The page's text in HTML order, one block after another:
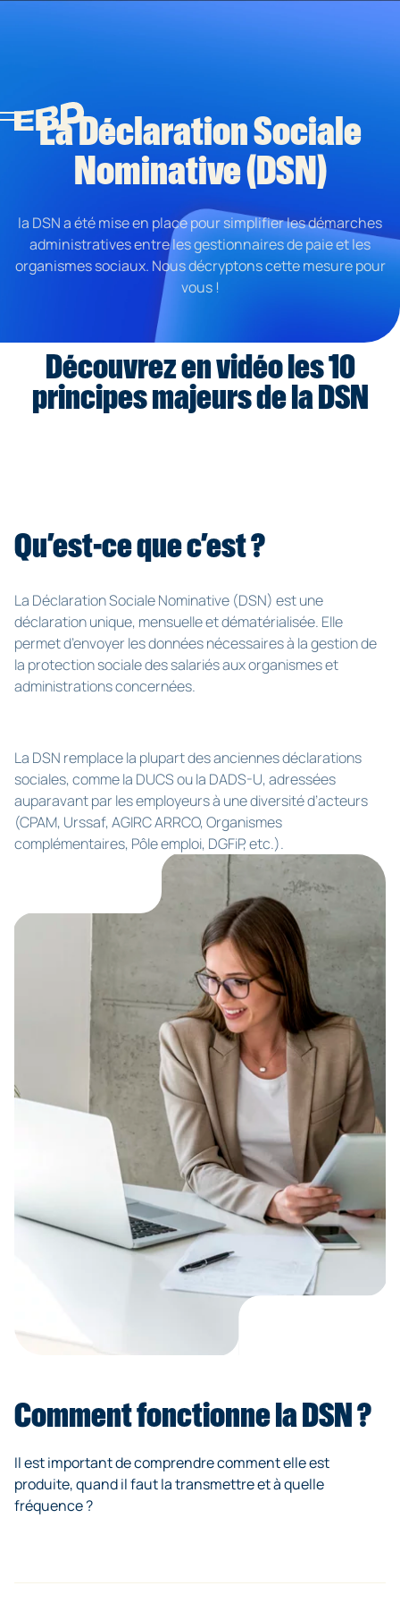
La Déclaration Sociale
Nominative (DSN)
la DSN a été mise en place pour simplifier les démarches
administratives entre les gestionnaires de paie et les
organismes sociaux. Nous décryptons cette mesure pour
vous !
Découvrez en vidéo les 10
principes majeurs de la DSN
Qu’est-ce que c’est ?
La Déclaration Sociale Nominative (DSN) est une
déclaration unique, mensuelle et dématérialisée. Elle
permet d’envoyer les données nécessaires à la gestion de
la protection sociale des salariés aux organismes et
administrations concernées.
La DSN remplace la plupart des anciennes déclarations
sociales, comme la DUCS ou la DADS-U, adressées
auparavant par les employeurs à une diversité d’acteurs
(CPAM, Urssaf, AGIRC ARRCO, Organismes
complémentaires, Pôle emploi, DGFiP, etc.).
Comment fonctionne la DSN ?
Il est important de comprendre comment elle est
produite, quand il faut la transmettre et à quelle
fréquence ?